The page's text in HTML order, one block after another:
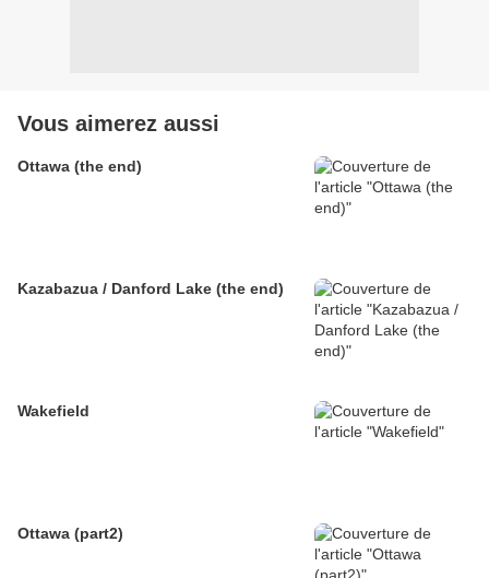
Vous aimerez aussi
Ottawa (the end)
Kazabazua / Danford Lake (the end)
Wakefield
Ottawa (part2)